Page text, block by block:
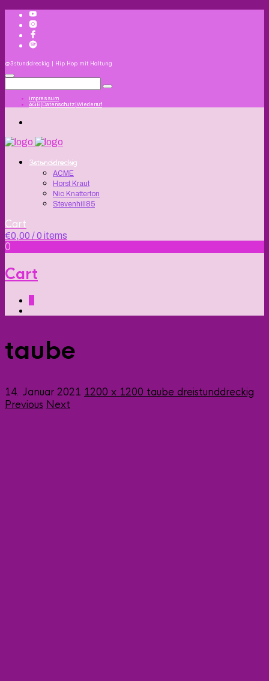
@3stunddreckig | Hip Hop mit Haltung
Impressum
AGB|Datenschutz|Wiederruf
3stunddreckig
ACME
Horst Kraut
Nic Knatterton
Stevenhill85
Cart
€0,00 / 0 items
0
Cart
taube
14. Januar 2021 1200 x 1200 taube dreistunddreckig
Previous Next